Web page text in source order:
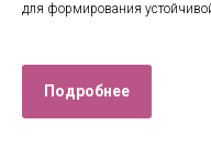
для формирования
Подробнее